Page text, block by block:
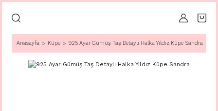
Anasayfa Küpe 925 Ayar Gümüş Taş Detaylı Halka Yıldız Küpe Sandra